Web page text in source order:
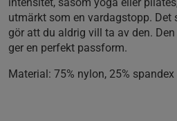
utmärkt som en vardagstopp. Det
gör att du aldrig vill ta av den.
ger en perfekt passform.
Material: 75% nylon, 25% spandex